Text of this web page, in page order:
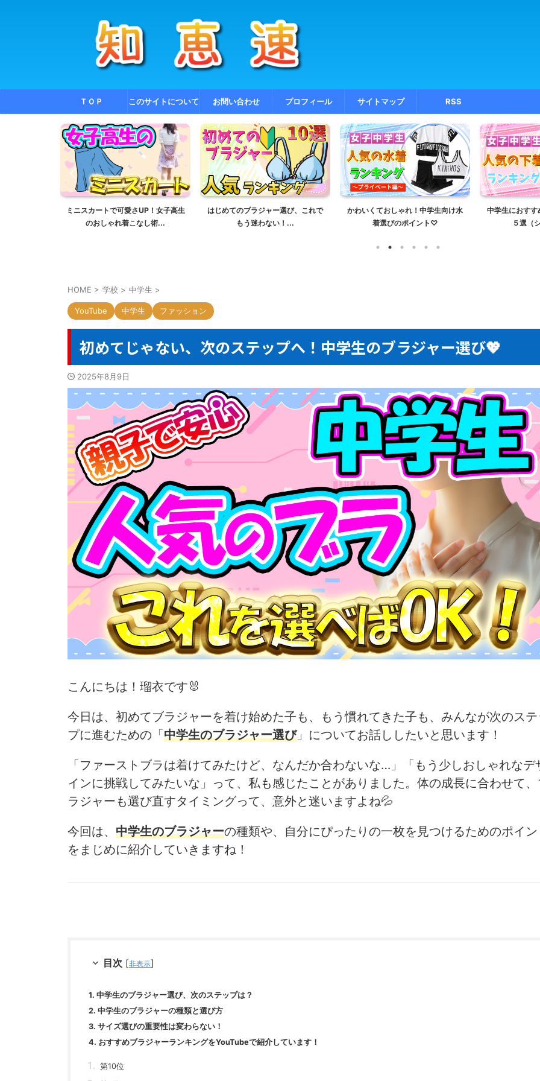
ＴＯＰ このサイトについて お問い合わせ プロフィール サイトマップ RSS
ミニスカートで可愛さUP！女子高生
のおしゃれ着こなし術...
はじめてのブラジャー選び、これで
もう迷わない！...
かわいくておしゃれ！中学生向け水
着選びのポイント♡
中学生におす
５選（
HOME > 学校 > 中学生 >
YouTube 中学生 ファッション
初めてじゃない、次のステップへ！中学生のブラジャー選び💖
2025年8月9日
こんにちは！瑠衣です🐰
今日は、初めてブラジャーを着け始めた子も、もう慣れてきた子も、みんなが次のス
プに進むための「中学生のブラジャー選び」についてお話ししたいと思います！
「ファーストブラは着けてみたけど、なんだか合わないな…」「もう少しおしゃれなデ
インに挑戦してみたいな」って、私も感じたことがありました。体の成長に合わせて
ラジャーも選び直すタイミングって、意外と迷いますよね💦
今回は、 中学生のブラジャーの種類や、自分にぴったりの一枚を見つけるためのポイ
をまじめに紹介していきますね！
目次 [非表示]
1. 中学生のブラジャー選び、次のステップは？
2. 中学生のブラジャーの種類と選び方
3. サイズ選びの重要性は変わらない！
4. おすすめブラジャーランキングをYouTubeで紹介しています！
第10位